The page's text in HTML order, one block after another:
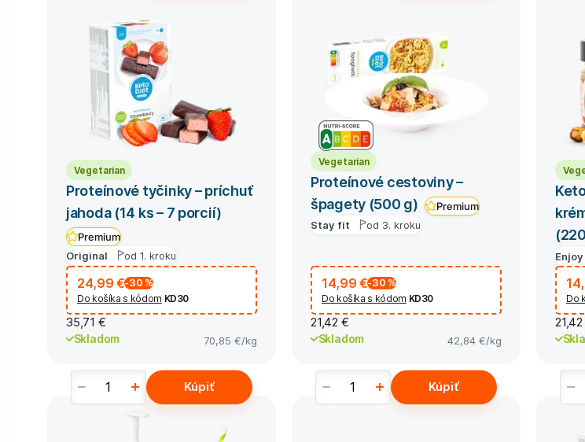
Vegetarian
Proteínové tyčinky – príchuť
jahoda (14 ks – 7 porcií)
Premium
Original od 1. kroku
24,99 €-30 %
Do košíka s kódom KD30
35,71 €
Skladom 70,85 €/kg
Kúpiť
Vegetarian
Proteínové cestoviny –
špagety (500 g)
Premium
Stay fit od 3. kroku
14,99 €-30 %
Do košíka s kódom KD30
21,42 €
Skladom 42,84 €/kg
Kúpiť
Enjoy
Do